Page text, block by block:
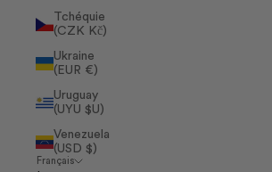
Tchéquie
(CZK Kč)
Ukraine
(EUR €)
Uruguay
(UYU $U)
Venezuela
(USD $)
Français